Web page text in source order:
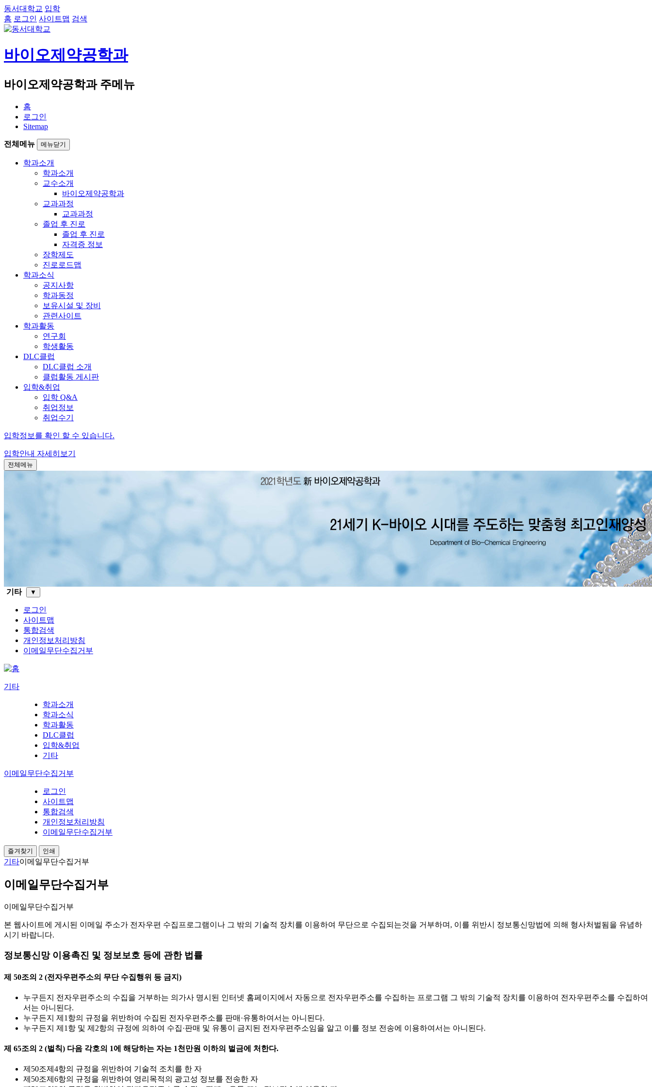
동서대학교 입학
홈 로그인 사이트맵 검색
바이오제약공학과
바이오제약공학과 주메뉴
홈
로그인
Sitemap
전체메뉴 메뉴닫기
학과소개
학과소개
교수소개
바이오제약공학과
교과과정
교과과정
졸업 후 진로
졸업 후 진로
자격증 정보
장학제도
진로로드맵
학과소식
공지사항
학과동정
보유시설 및 장비
관련사이트
학과활동
연구회
학생활동
DLC클럽
DLC클럽 소개
클럽활동 게시판
입학&취업
입학 Q&A
취업정보
취업수기
입학정보를 확인 할 수 있습니다.
입학안내 자세히보기
전체메뉴
기타 ▼
로그인
사이트맵
통합검색
개인정보처리방침
이메일무단수집거부
기타
학과소개
학과소식
학과활동
DLC클럽
입학&취업
기타
이메일무단수집거부
로그인
사이트맵
통합검색
개인정보처리방침
이메일무단수집거부
즐겨찾기 인쇄
기타이메일무단수집거부
이메일무단수집거부
이메일무단수집거부
본 웹사이트에 게시된 이메일 주소가 전자우편 수집프로그램이나 그 밖의 기술적 장치를 이용하여 무단으로 수집되는것을 거부하며, 이를 위반시 정보통신망법에 의해 형사처벌됨을 유념하
시기 바랍니다.
정보통신망 이용촉진 및 정보보호 등에 관한 법률
제 50조의 2 (전자우편주소의 무단 수집행위 등 금지)
누구든지 전자우편주소의 수집을 거부하는 의가사 명시된 인터넷 홈페이지에서 자동으로 전자우편주소를 수집하는 프로그램 그 밖의 기술적 장치를 이용하여 전자우편주소를 수집하여
서는 아니된다.
누구든지 제1항의 규정을 위반하여 수집된 전자우편주소를 판매·유통하여서는 아니된다.
누구든지 제1항 및 제2항의 규정에 의하여 수집·판매 및 유통이 금지된 전자우편주소임을 알고 이를 정보 전송에 이용하여서는 아니된다.
제 65조의 2 (벌칙) 다음 각호의 1에 해당하는 자는 1천만원 이하의 벌금에 처한다.
제50조제4항의 규정을 위반하여 기술적 조치를 한 자
제50조제6항의 규정을 위반하여 영리목적의 광고성 정보를 전송한 자